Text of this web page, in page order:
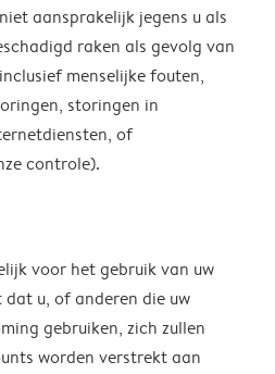
aansprakelijk jegens u als
raken als gevolg van
menselijke fouten,
storingen in
of
controle).
voor het gebruik van uw
u, of anderen die uw
gebruiken, zich zullen
worden verstrekt aan